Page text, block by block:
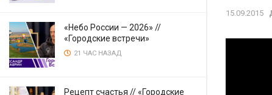
«Небо России — 2026» //
«Городские встречи»
21 ЧАС НАЗАД
Рецепт счастья // «Городские
15.09.2015